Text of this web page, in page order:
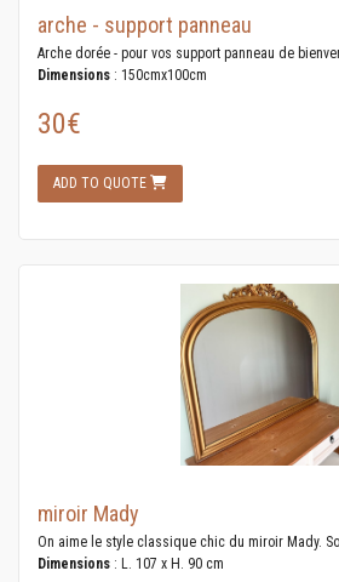
arche - support panneau
Arche dorée - pour vos support panneau de
Dimensions : 150cmx100cm
30€
ADD TO QUOTE
miroir Mady
On aime le style classique chic du miroir Mady.
Dimensions : L. 107 x H. 90 cm